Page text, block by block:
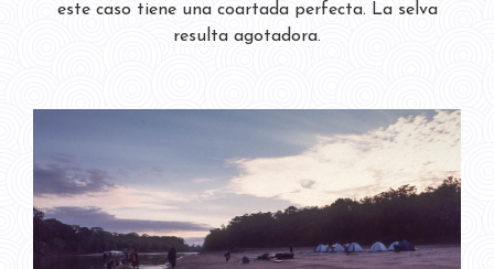
este caso tiene una coartada perfecta. La selva
resulta agotadora.